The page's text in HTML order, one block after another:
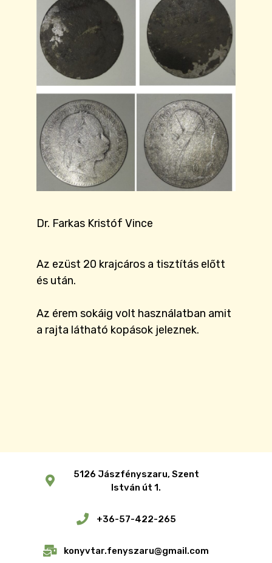
Dr. Farkas Kristóf Vince
Az ezüst 20 krajcáros a tisztítás előtt
és után.
Az érem sokáig volt használatban amit
a rajta látható kopások jeleznek.
5126 Jászfényszaru, Szent
István út 1.
+36-57-422-265
konyvtar.fenyszaru@gmail.com